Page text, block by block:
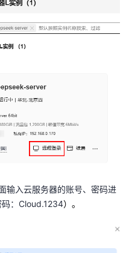
输入云服务器的账号、密码进
码：Cloud.1234）。